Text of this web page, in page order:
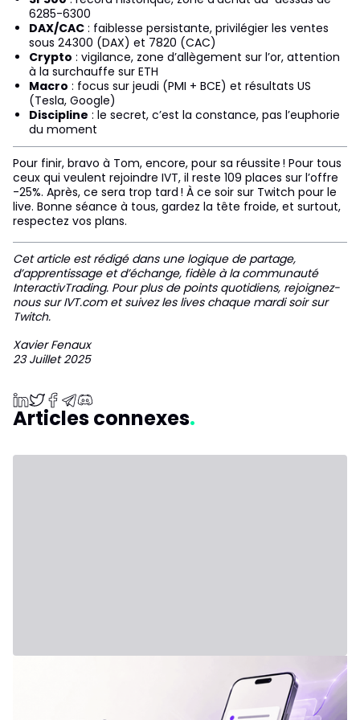
6285-6300
DAX/CAC : faiblesse persistante, privilégier les ventes
sous 24300 (DAX) et 7820 (CAC)
Crypto : vigilance, zone d’allègement sur l’or, attention
à la surchauffe sur ETH
Macro : focus sur jeudi (PMI + BCE) et résultats US
(Tesla, Google)
Discipline : le secret, c’est la constance, pas l’euphorie
du moment
Pour finir, bravo à Tom, encore, pour sa réussite ! Pour tous
ceux qui veulent rejoindre IVT, il reste 109 places sur l’offre
-25%. Après, ce sera trop tard ! À ce soir sur Twitch pour le
live. Bonne séance à tous, gardez la tête froide, et surtout,
respectez vos plans.
Cet article est rédigé dans une logique de partage,
d’apprentissage et d’échange, fidèle à la communauté
InteractivTrading. Pour plus de points quotidiens, rejoignez-
nous sur IVT.com et suivez les lives chaque mardi soir sur
Twitch.
Xavier Fenaux
23 Juillet 2025
Articles connexes
IVLite : l'essentiel d'IVT en notifications, à 29€ par mois Les
plans clairs, les briefs et les débriefs de marché, livrés sur